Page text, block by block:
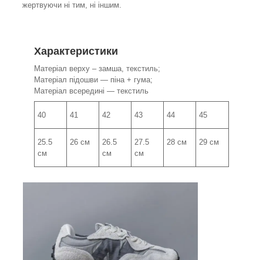
жертвуючи ні тим, ні іншим.
Характеристики
Матеріал верху – замша, текстиль;
Матеріал підошви — піна + гума;
Матеріал всередині — текстиль
40 41 42 43 44 45
25.5
см
26 см
26.5
см
27.5
см
28 см 29 см